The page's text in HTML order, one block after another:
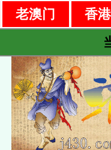
老澳门
香